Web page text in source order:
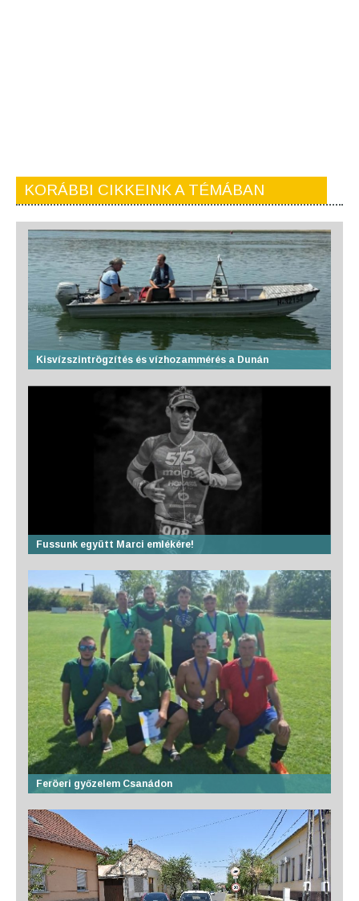
KORÁBBI CIKKEINK A TÉMÁBAN
Kisvízszintrögzítés és vízhozammérés a Dunán
Fussunk együtt Marci emlékére!
Feröeri győzelem Csanádon